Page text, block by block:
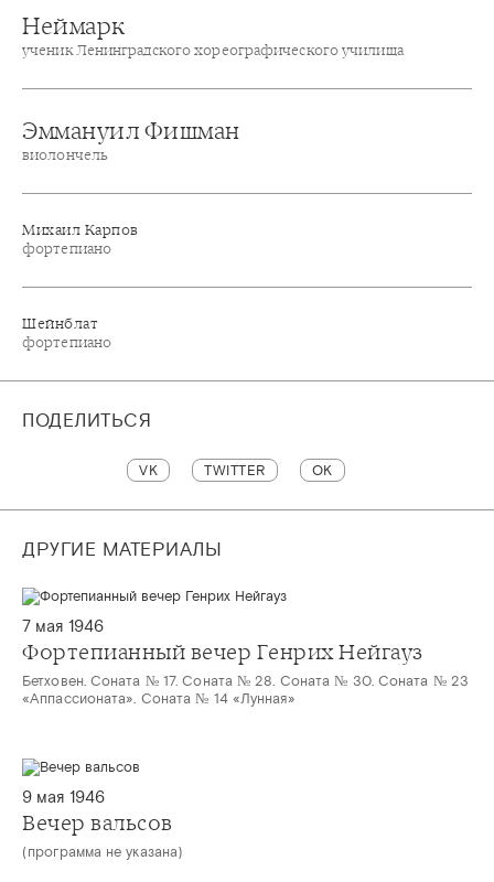
Неймарк
ученик Ленинградского хореографического училища
Эммануил Фишман
виолончель
Михаил Карпов
фортепиано
Шейнблат
фортепиано
ПОДЕЛИТЬСЯ
VK TWITTER OK
ДРУГИЕ МАТЕРИАЛЫ
7 мая 1946
Фортепианный вечер Генрих Нейгауз
Бетховен. Соната № 17. Соната № 28. Соната № 30. Соната № 23
«Аппассионата». Соната № 14 «Лунная»
9 мая 1946
Вечер вальсов
(программа не указана)